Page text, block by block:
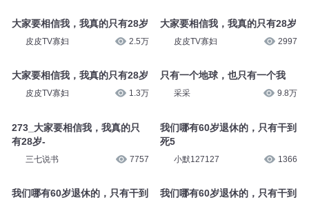
大家要相信我，我真的只有28岁
皮皮TV寡妇 2.5万
大家要相信我，我真的只有28岁
皮皮TV寡妇 1.3万
273_大家要相信我，我真的只
有28岁-
三七说书 7757
我们哪有60岁退休的，只有干到
大家要相信我，我真的只有28岁
皮皮TV寡妇 2997
只有一个地球，也只有一个我
采采 9.8万
我们哪有60岁退休的，只有干到
死5
小默127127 1366
我们哪有60岁退休的，只有干到